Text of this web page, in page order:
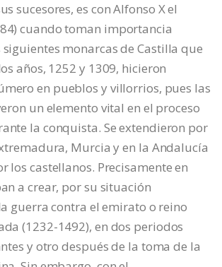
sucesores, es con Alfonso X el
cuando toman importancia
siguientes monarcas de Castilla que
años, 1252 y 1309, hicieron
en pueblos y villorrios, pues las
un elemento vital en el proceso
la conquista. Se extendieron por
Murcia y en la Andalucía
los castellanos. Precisamente en
a crear, por su situación
guerra contra el emirato o reino
(1232-1492), en dos periodos
y otro después de la toma de la